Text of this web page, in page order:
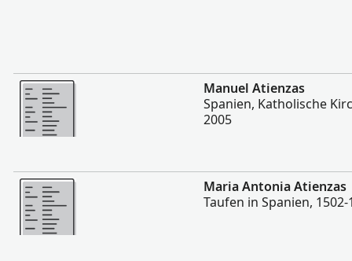
Mehr
Manuel Atienzas
Spanien, Katholische
2005
Mehr
Maria Antonia Atienzas
Taufen in Spanien, 1502-